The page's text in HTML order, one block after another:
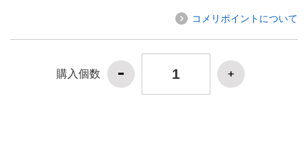
コメリポイントについて
購入個数